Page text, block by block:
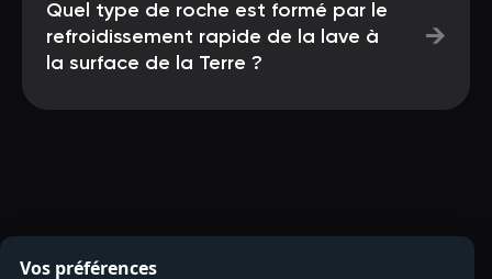
Quel type de roche est formé par le
refroidissement rapide de la lave à
la surface de la Terre ?
→
Vos préférences